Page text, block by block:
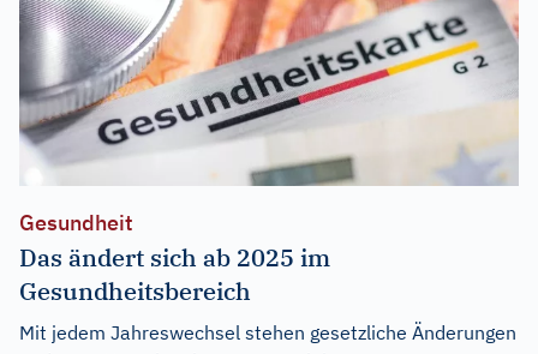
Gesundheit
Das ändert sich ab 2025 im
Gesundheitsbereich
Mit jedem Jahreswechsel stehen gesetzliche Änderungen